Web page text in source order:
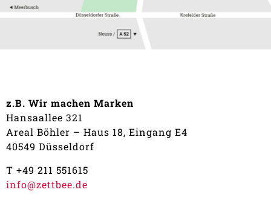
z.B. Wir machen Marken
Hansaallee 321
Areal Böhler – Haus 18, Eingang E4
40549 Düsseldorf
T +49 211 551615
info@zettbee.de